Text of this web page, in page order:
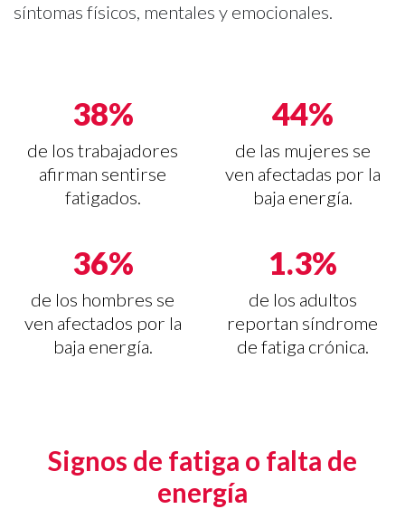
síntomas físicos, mentales y emocionales.
38%
de los trabajadores
afirman sentirse
fatigados.
44%
de las mujeres se
ven afectadas por la
baja energía.
36%
de los hombres se
ven afectados por la
baja energía.
1.3%
de los adultos
reportan síndrome
de fatiga crónica.
Signos de fatiga o falta de
energía